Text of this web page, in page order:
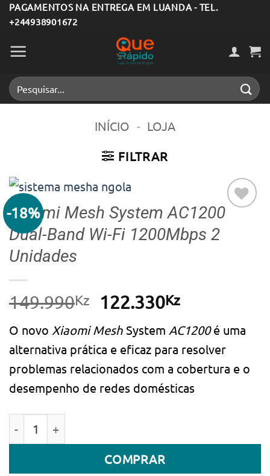
Skip
to
content
PAGAMENTOS NA ENTREGA EM LUANDA - TEL.
+244938901672
Pesquisar
por:
INÍCIO - LOJA
FILTRAR
-18%
aos meus
Xiaomi Mesh System AC1200
Dual-Band Wi-Fi 1200Mbps 2
Unidades
149.990Kz
O
preço
original
era:
149.990Kz.
122.330KzO
preço
atual
é:
122.330Kz.
O novo Xiaomi Mesh System AC1200é uma
alternativa prática e eficaz para resolver
problemas relacionados com a cobertura e o
desempenho de redes domésticas
COMPRAR